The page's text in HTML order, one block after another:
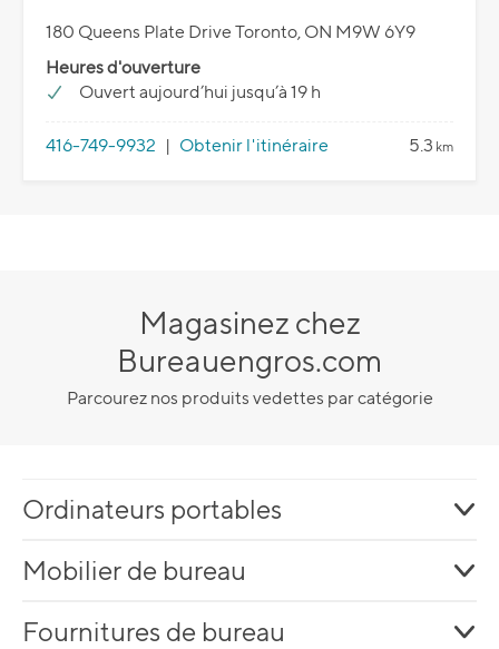
180 Queens Plate Drive Toronto, ON M9W 6Y9
Heures d'ouverture
Ouvert aujourd’hui jusqu’à 19 h
416-749-9932 | Obtenir l'itinéraire 5.3 km
Magasinez chez
Bureauengros.com
Parcourez nos produits vedettes par catégorie
Ordinateurs portables
Mobilier de bureau
Fournitures de bureau